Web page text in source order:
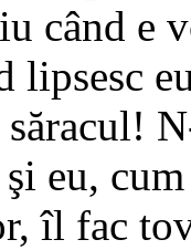
când e
săracul!
eu,
îl fac